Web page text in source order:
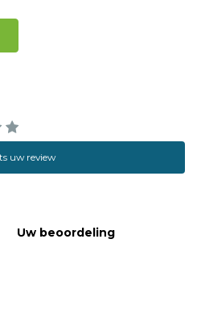
uw review
Uw beoordeling